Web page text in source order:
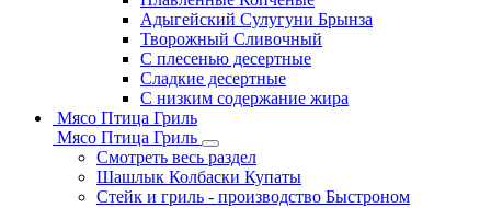
Адыгейский Сулугуни Брынза
Творожный Сливочный
С плесенью десертные
Сладкие десертные
С низким содержание жира
Мясо Птица Гриль
Мясо Птица Гриль
Смотреть весь раздел
Шашлык Колбаски Купаты
Стейк и гриль - производство Быстроном